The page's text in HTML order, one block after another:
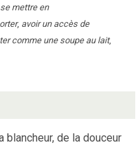
se mettre en
, avoir un accès de
comme une soupe au lait,
blancheur, de la douceur